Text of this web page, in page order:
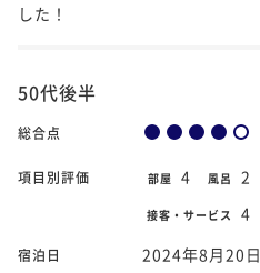
した！
50代後半
総合点
項目別評価 部屋 4 風呂 2
接客・サービス 4
宿泊日 2024年8月20日